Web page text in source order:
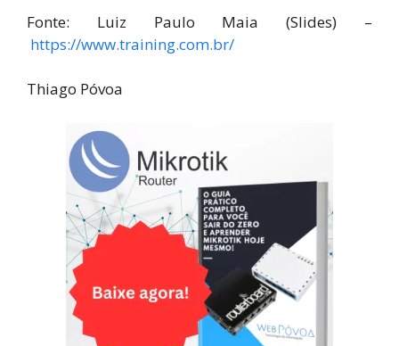
Fonte: Luiz Paulo Maia (Slides) –
https://www.training.com.br/
Thiago Póvoa